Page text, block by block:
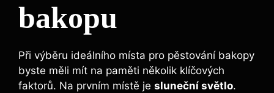
bakopu
Při výběru ideálního místa pro pěstování bakopy
byste měli mít na paměti několik klíčových
faktorů. Na prvním místě je sluneční světlo.